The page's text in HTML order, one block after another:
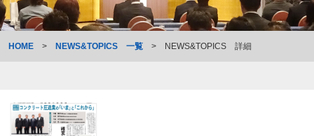
HOME > NEWS&TOPICS 一覧 > NEWS&TOPICS 詳細